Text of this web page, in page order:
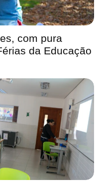
com pura
da Educação